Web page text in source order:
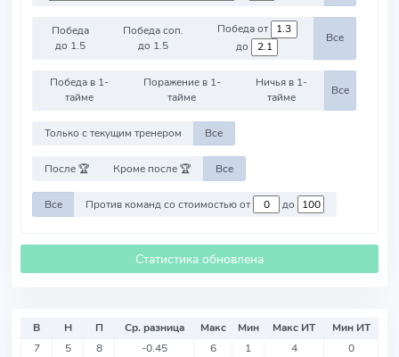
Победа
до 1.5
Победа соп.
до 1.5
Победа от
до
Все
Победа в 1-
тайме
Поражение в 1-
тайме
Ничья в 1-
тайме
Все
Только с текущим тренером Все
После 🏆 Кроме после 🏆 Все
Все Против команд со стоимостью от до
Статистика обновлена
В Н П Ср. разница Макс Мин Макс ИТ
Мин ИТ
7
5 8 -0.45 6 1 4 0